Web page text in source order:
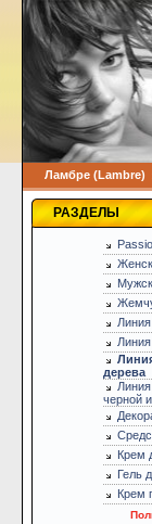
Ламбре (Lambre)
РАЗДЕЛЫ
дерева
черной
Крем
Гель
Крем